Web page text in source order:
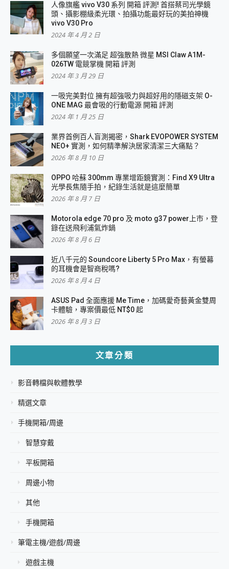
人像旗艦 vivo V30 系列 開箱 評測! 首搭蔡司光學鏡
頭、攝影棚級柔光環、拍攝功能最好玩的美拍神機
vivo V30 Pro
2024 年 4 月 2 日
多個願望一次滿足 超強散熱 微星 MSI Claw A1M-
026TW 電競掌機 開箱 評測
2024 年 3 月 29 日
一吸完美對位 擁有超強吸力與超好用的隱磁支架 O-
ONE MAG 最會吸的行動電源 開箱 評測
2024 年 1 月 25 日
業界首例百人盲測揭密，Shark EVOPOWER SYSTEM
NEO+ 實測，如何精準解決居家清潔三大痛點？
2026 年 8 月 10 日
OPPO 哈蘇 300mm 專業增距鏡實測：Find X9 Ultra
光學長焦隨手拍，紀錄生活就是這麼簡單
2026 年 8 月 7 日
Motorola edge 70 pro 及 moto g37 power上市，登
錄在送飛利浦氣炸鍋
2026 年 8 月 6 日
近八千元的 Soundcore Liberty 5 Pro Max，有螢幕
的耳機會是智商稅嗎?
2026 年 8 月 4 日
ASUS Pad 全面應援 Me Time，加碼愛奇藝黃金雙周
卡體驗，專案價最低 NT$0 起
2026 年 8 月 3 日
文章分類
影音轉檔與軟體教學
精選文章
手機開箱/周邊
智慧穿戴
平板開箱
周邊小物
其他
手機開箱
筆電主機/遊戲/周邊
遊戲主機